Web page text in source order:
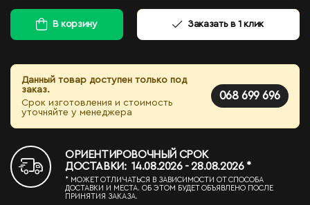
В корзину Заказать в 1 клик
Данный товар доступен только под
заказ.
Срок изготовления и стоимость
уточняйте у менеджера
068 699 696
ОРИЕНТИРОВОЧНЫЙ СРОК
ДОСТАВКИ: 14.08.2026 - 28.08.2026 *
* МОЖЕТ ОТЛИЧАТЬСЯ В ЗАВИСИМОСТИ ОТ СПОСОБА
ДОСТАВКИ И МЕСТА. ОБ ЭТОМ БУДЕТ ОБЪЯВЛЕНО ПОСЛЕ
ПРИНЯТИЯ ЗАКАЗА.